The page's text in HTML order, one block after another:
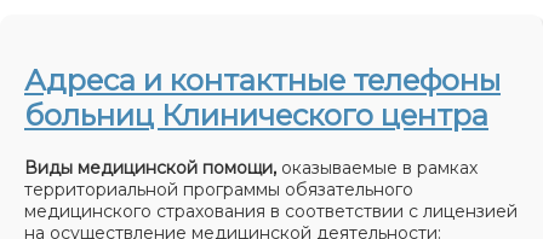
Адреса и контактные телефоны
больниц Клинического центра
Виды медицинской помощи, оказываемые в рамках
территориальной программы обязательного
медицинского страхования в соответствии с лицензией
на осуществление медицинской деятельности: